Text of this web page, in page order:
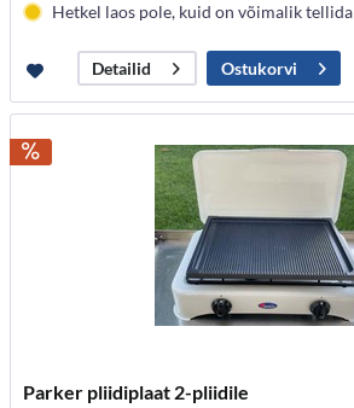
Hetkel laos pole, kuid on võimalik tellida
Detailid Ostukorvi
Parker pliidiplaat 2-pliidile